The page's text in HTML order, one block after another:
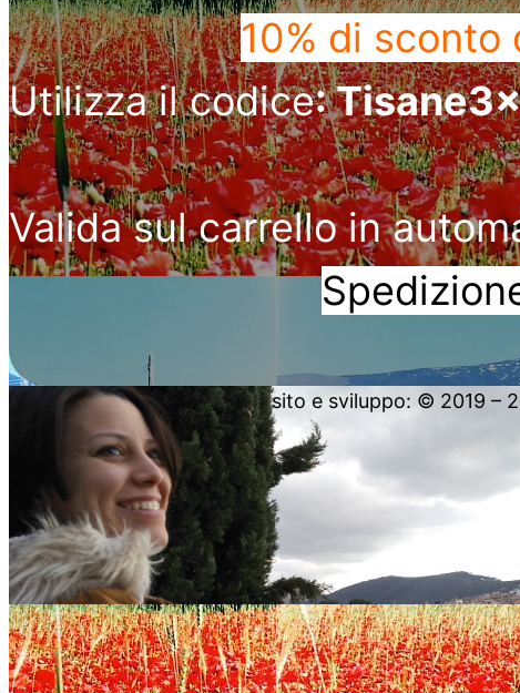
10% di sconto
Utilizza il codice:
Valida sul carrello in
sito e sviluppo: © 2019 –